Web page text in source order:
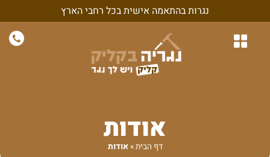
נגרות בהתאמה אישית בכל רחבי הארץ
אודות
דף הבית»אודות